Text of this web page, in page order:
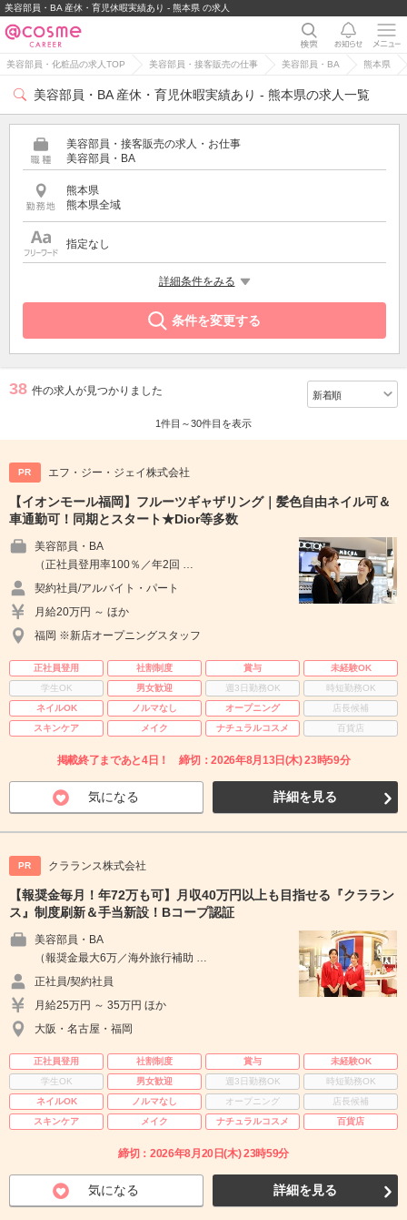
美容部員・BA 産休・育児休暇実績あり - 熊本県 の求人
美容部員・化粧品の求人TOP 美容部員・接客販売の仕事 美容部員・BA 熊本県
美容部員・BA 産休・育児休暇実績あり - 熊本県の求人一覧
美容部員・接客販売の求人・お仕事
美容部員・BA
熊本県
熊本県全域
指定なし
詳細条件をみる
条件を変更する
38 件の求人が見つかりました
1件目～30件目を表示
PR エフ・ジー・ジェイ株式会社
【イオンモール福岡】フルーツギャザリング｜髪色自由ネイル可＆
車通勤可！同期とスタート★Dior等多数
美容部員・BA
（正社員登用率100％／年2回 …
契約社員/アルバイト・パート
月給20万円 ～ ほか
福岡 ※新店オープニングスタッフ
正社員登用 社割制度 賞与
未経験OK
学生OK
男女歓迎 週3日勤務OK
時短勤務OK
ネイルOK
ノルマなし オープニング
店長候補
スキンケア
メイク ナチュラルコスメ 百貨店
掲載終了まであと4日！ 締切：2026年8月13日(木) 23時59分
気になる 詳細を見る
PR クラランス株式会社
【報奨金毎月！年72万も可】月収40万円以上も目指せる『クララン
ス』制度刷新＆手当新設！Bコープ認証
美容部員・BA
（報奨金最大6万／海外旅行補助 …
正社員/契約社員
月給25万円 ～ 35万円 ほか
大阪・名古屋・福岡
正社員登用 社割制度 賞与
未経験OK
学生OK
男女歓迎 週3日勤務OK
時短勤務OK
ネイルOK
ノルマなし オープニング
店長候補
スキンケア
メイク ナチュラルコスメ 百貨店
締切：2026年8月20日(木) 23時59分
気になる 詳細を見る